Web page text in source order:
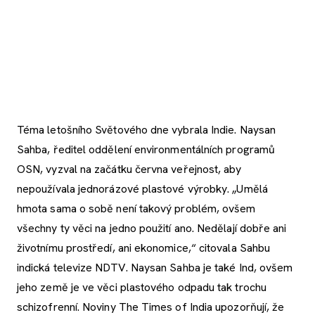
Téma letošního Světového dne vybrala Indie. Naysan
Sahba, ředitel oddělení environmentálních programů
OSN, vyzval na začátku června veřejnost, aby
nepoužívala jednorázové plastové výrobky. „Umělá
hmota sama o sobě není takový problém, ovšem
všechny ty věci na jedno použití ano. Nedělají dobře ani
životnímu prostředí, ani ekonomice,“ citovala Sahbu
indická televize NDTV. Naysan Sahba je také Ind, ovšem
jeho země je ve věci plastového odpadu tak trochu
schizofrenní. Noviny The Times of India upozorňují, že